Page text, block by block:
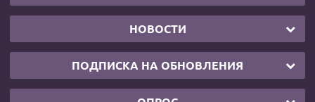
НОВОСТИ
ПОДПИСКА НА ОБНОВЛЕНИЯ